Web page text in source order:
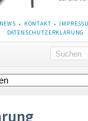
NEWS KONTAKT
DATENSCHUTZERKLÄRUNG